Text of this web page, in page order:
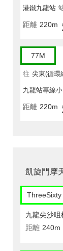
港鐵九龍站
距離 220m
77M
往 尖東(循環
九龍站專線
距離 220m
凱旋門摩
九龍尖沙
距離 240m